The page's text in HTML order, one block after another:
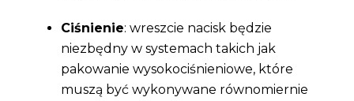
Ciśnienie: wreszcie nacisk będzie
niezbędny w systemach takich jak
pakowanie wysokociśnieniowe, które
muszą być wykonywane równomiernie